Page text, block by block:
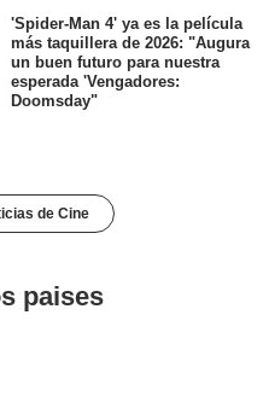
'Spider-Man 4' ya es la película
más taquillera de 2026: "Augura
un buen futuro para nuestra
esperada 'Vengadores:
Doomsday"
de Cine
paises